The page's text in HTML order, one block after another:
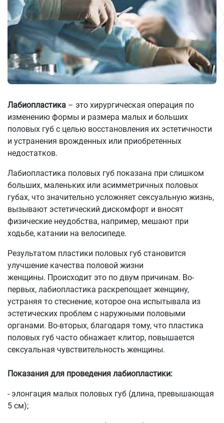
Лабиопластика – это хирургическая операция по
изменению формы и размера малых и больших
половых губ с целью восстановления их эстетичности
и устранения врожденных или приобретенных
недостатков.
Лабиопластика половых губ показана при слишком
больших, маленьких или асимметричных половых
губах, что значительно усложняет сексуальную жизнь,
вызывают эстетический дискомфорт и вносят
физические неудобства, например, мешают при
ходьбе, катании на велосипеде.
Результатом пластики половых губ становится
улучшение качества половой жизни
женщины. Происходит это по двум причинам. Во-
первых, лабиопластика раскрепощает женщину,
устраняя то стеснение, которое она испытывала из
эстетических проблем с наружными половыми
органами. Во-вторых, благодаря тому, что пластика
половых губ часто обнажает клитор, повышается
сексуальная чувствительность женщины.
Показания для проведения лабиопластики:
- элонгация малых половых губ (длина, превышающая
5 см);